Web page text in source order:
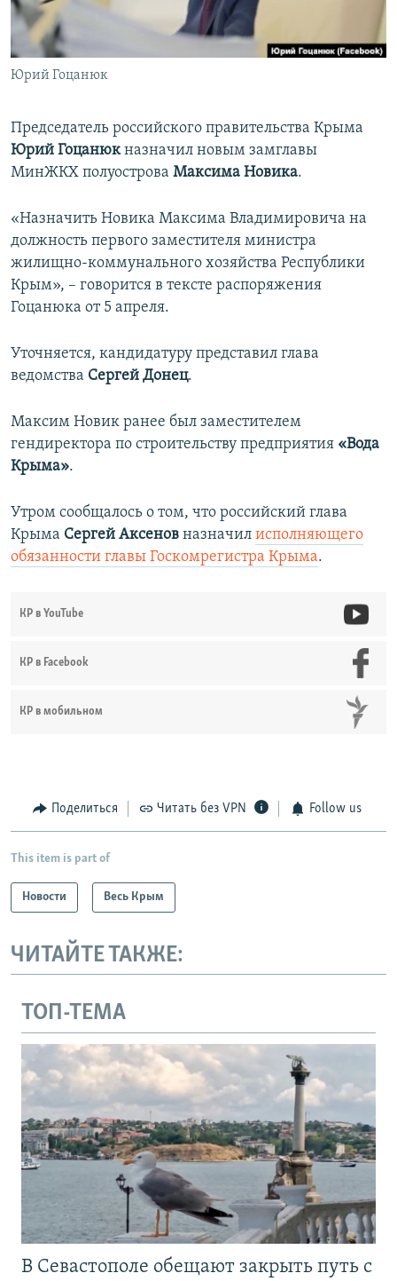
ПОБЕДИТЕЛЕЙ НЕ СУДЯТ?
КРЫМ.НЕПОКОРЕННЫЙ
ELIFBE
ПРИСОЕДИНЯЙТЕСЬ!
Все сайты RFE/RL
Юрий Гоцанюк
Председатель российского правительства Крыма
Юрий Гоцанюкназначил новым замглавы
МинЖКХ полуострова Максима Новика.
«Назначить Новика Максима Владимировича на
должность первого заместителя министра
жилищно-коммунального хозяйства Республики
Крым», – говорится в тексте распоряжения
Гоцанюка от 5 апреля.
Уточняется, кандидатуру представил глава
ведомства Сергей Донец.
Максим Новик ранее был заместителем
гендиректора по строительству предприятия «Вода
Крыма».
Утром сообщалось о том, что российский глава
Крыма Сергей Аксенов назначил исполняющего
обязанности главы Госкомрегистра Крыма.
КР в YouTube
КР в Facebook
КР в мобильном
Поделиться Читать без VPN Follow us
This item is part of
Новости Весь Крым
ЧИТАЙТЕ ТАКЖЕ:
ТОП-ТЕМА
В Севастополе обещают закрыть путь с